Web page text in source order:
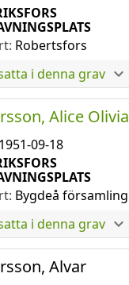
Robertsfors
i denna grav
Alice Olivia
1951-09-18
Bygdeå församling
i denna grav
Alvar